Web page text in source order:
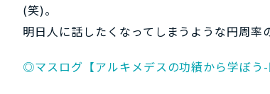
(笑)。
明日人に話したくなってしまうような円周率
◎マスログ【アルキメデスの功績から学ぼう-